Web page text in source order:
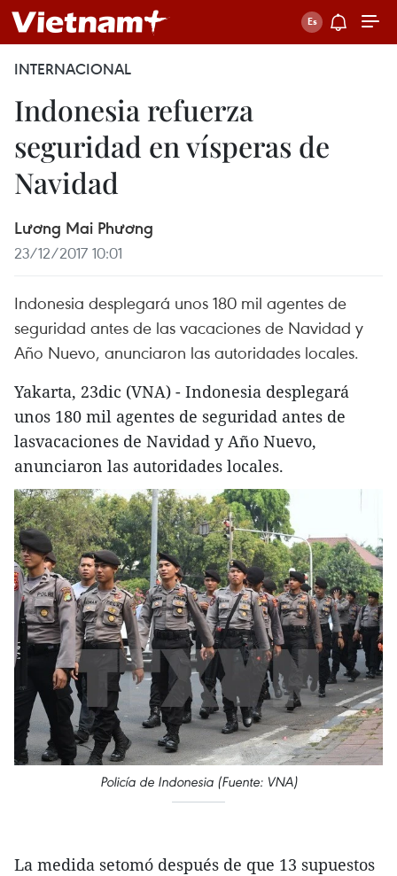
INTERNACIONAL
Indonesia refuerza
seguridad en vísperas de
Navidad
Lương Mai Phương
23/12/2017 10:01
Indonesia desplegará unos 180 mil agentes de
seguridad antes de las vacaciones de Navidad y
Año Nuevo, anunciaron las autoridades locales.
Yakarta, 23dic (VNA) - Indonesia desplegará
unos 180 mil agentes de seguridad antes de
lasvacaciones de Navidad y Año Nuevo,
anunciaron las autoridades locales.
Policía de Indonesia (Fuente: VNA)
La medida setomó después de que 13 supuestos